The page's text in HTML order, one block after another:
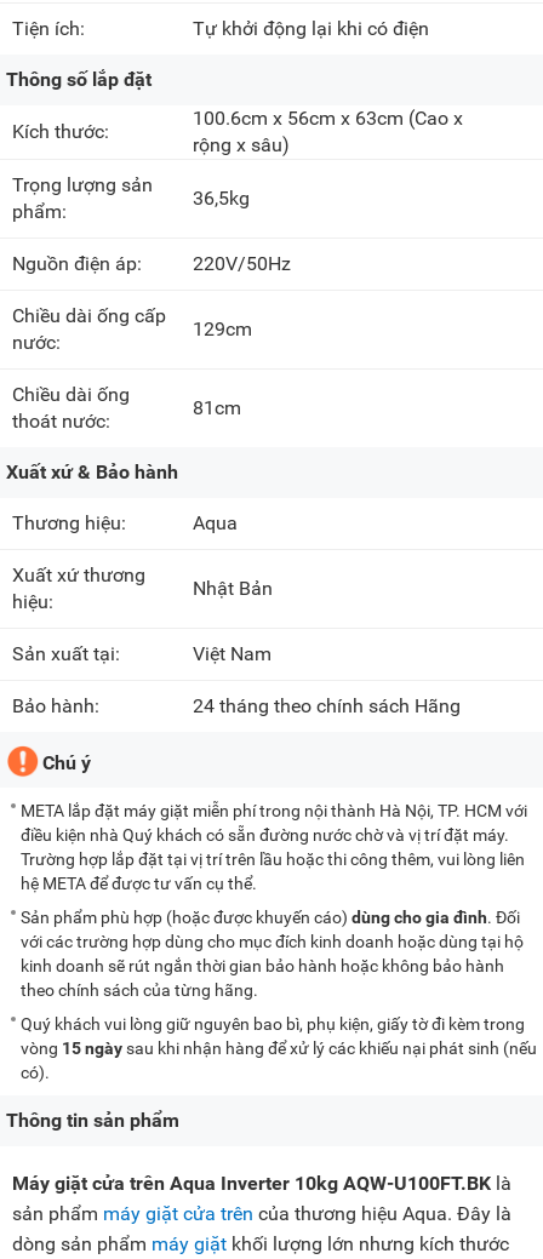
Tiện ích: Tự khởi động lại khi có điện
Thông số lắp đặt
Kích thước:
100.6cm x 56cm x 63cm (Cao x
rộng x sâu)
Trọng lượng sản
phẩm:
36,5kg
Nguồn điện áp: 220V/50Hz
Chiều dài ống cấp
nước:
129cm
Chiều dài ống
thoát nước:
81cm
Xuất xứ & Bảo hành
Thương hiệu: Aqua
Xuất xứ thương
hiệu:
Nhật Bản
Sản xuất tại: Việt Nam
Bảo hành: 24 tháng theo chính sách Hãng
Chú ý
META lắp đặt máy giặt miễn phí trong nội thành Hà Nội, TP. HCM với
điều kiện nhà Quý khách có sẵn đường nước chờ và vị trí đặt máy.
Trường hợp lắp đặt tại vị trí trên lầu hoặc thi công thêm, vui lòng liên
hệ META để được tư vấn cụ thể.
Sản phẩm phù hợp (hoặc được khuyến cáo) dùng cho gia đình. Đối
với các trường hợp dùng cho mục đích kinh doanh hoặc dùng tại hộ
kinh doanh sẽ rút ngắn thời gian bảo hành hoặc không bảo hành
theo chính sách của từng hãng.
Quý khách vui lòng giữ nguyên bao bì, phụ kiện, giấy tờ đi kèm trong
vòng 15 ngàysau khi nhận hàng để xử lý các khiếu nại phát sinh (nếu
có).
Thông tin sản phẩm
Máy giặt cửa trên Aqua Inverter 10kg AQW-U100FT.BK là
sản phẩm máy giặt cửa trên của thương hiệu Aqua. Đây là
dòng sản phẩm máy giặt khối lượng lớn nhưng kích thước